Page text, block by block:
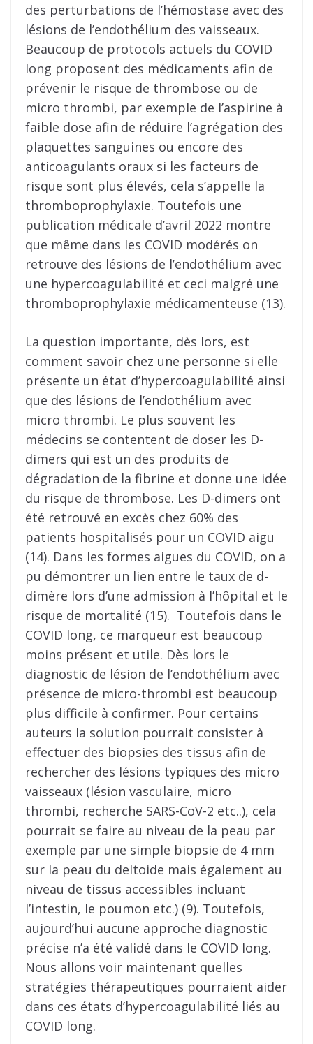
des perturbations de l’hémostase avec des
lésions de l’endothélium des vaisseaux.
Beaucoup de protocols actuels du COVID
long proposent des médicaments afin de
prévenir le risque de thrombose ou de
micro thrombi, par exemple de l’aspirine à
faible dose afin de réduire l’agrégation des
plaquettes sanguines ou encore des
anticoagulants oraux si les facteurs de
risque sont plus élevés, cela s’appelle la
thromboprophylaxie. Toutefois une
publication médicale d’avril 2022 montre
que même dans les COVID modérés on
retrouve des lésions de l’endothélium avec
une hypercoagulabilité et ceci malgré une
thromboprophylaxie médicamenteuse (13).
La question importante, dès lors, est
comment savoir chez une personne si elle
présente un état d’hypercoagulabilité ainsi
que des lésions de l’endothélium avec
micro thrombi. Le plus souvent les
médecins se contentent de doser les D-
dimers qui est un des produits de
dégradation de la fibrine et donne une idée
du risque de thrombose. Les D-dimers ont
été retrouvé en excès chez 60% des
patients hospitalisés pour un COVID aigu
(14). Dans les formes aigues du COVID, on a
pu démontrer un lien entre le taux de d-
dimère lors d’une admission à l’hôpital et le
risque de mortalité (15). Toutefois dans le
COVID long, ce marqueur est beaucoup
moins présent et utile. Dès lors le
diagnostic de lésion de l’endothélium avec
présence de micro-thrombi est beaucoup
plus difficile à confirmer. Pour certains
auteurs la solution pourrait consister à
effectuer des biopsies des tissus afin de
rechercher des lésions typiques des micro
vaisseaux (lésion vasculaire, micro
thrombi, recherche SARS-CoV-2 etc..), cela
pourrait se faire au niveau de la peau par
exemple par une simple biopsie de 4 mm
sur la peau du deltoide mais également au
niveau de tissus accessibles incluant
l’intestin, le poumon etc.) (9). Toutefois,
aujourd’hui aucune approche diagnostic
précise n’a été validé dans le COVID long.
Nous allons voir maintenant quelles
stratégies thérapeutiques pourraient aider
dans ces états d’hypercoagulabilité liés au
COVID long.